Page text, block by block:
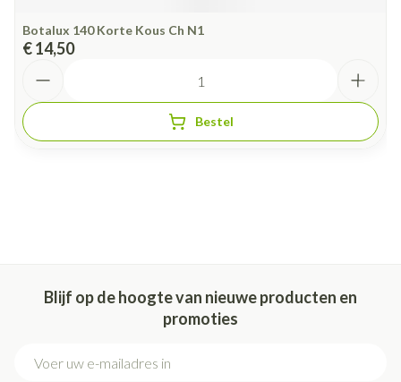
Botalux 140 Korte Kous Ch N1
€ 14,50
Bestel
Blijf op de hoogte van nieuwe producten en
promoties